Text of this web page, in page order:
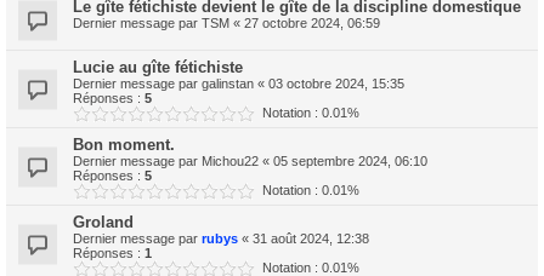
Le gîte fétichiste devient le gîte de la discipline domestique
Dernier message par TSM « 27 octobre 2024, 06:59
Lucie au gîte fétichiste
Dernier message par galinstan « 03 octobre 2024, 15:35
Réponses : 5
Notation : 0.01%
Bon moment.
Dernier message par Michou22 « 05 septembre 2024, 06:10
Réponses : 5
Notation : 0.01%
Groland
Dernier message par rubys « 31 août 2024, 12:38
Réponses : 1
Notation : 0.01%